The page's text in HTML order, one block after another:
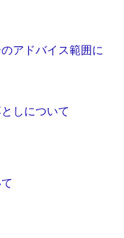
アドバイス範囲に
しについて